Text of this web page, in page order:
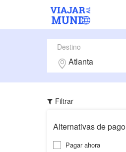
Destino
Filtrar
Alternativas de pago
Pagar ahora